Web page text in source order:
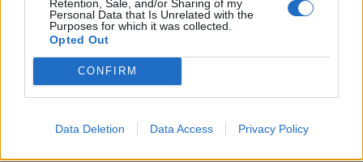
Retention, Sale, and/or Sharing of my
Personal Data that Is Unrelated with the
Purposes for which it was collected.
Opted Out
CONFIRM
Data Deletion Data Access Privacy Policy
Pioli. A disp. Sportiello; Mirante, Jovic, Kjaer,
Bartesaghi.
ARBITRO:Marciniak (POL)
Emre Can; 81' Hummels, 88' Musah.